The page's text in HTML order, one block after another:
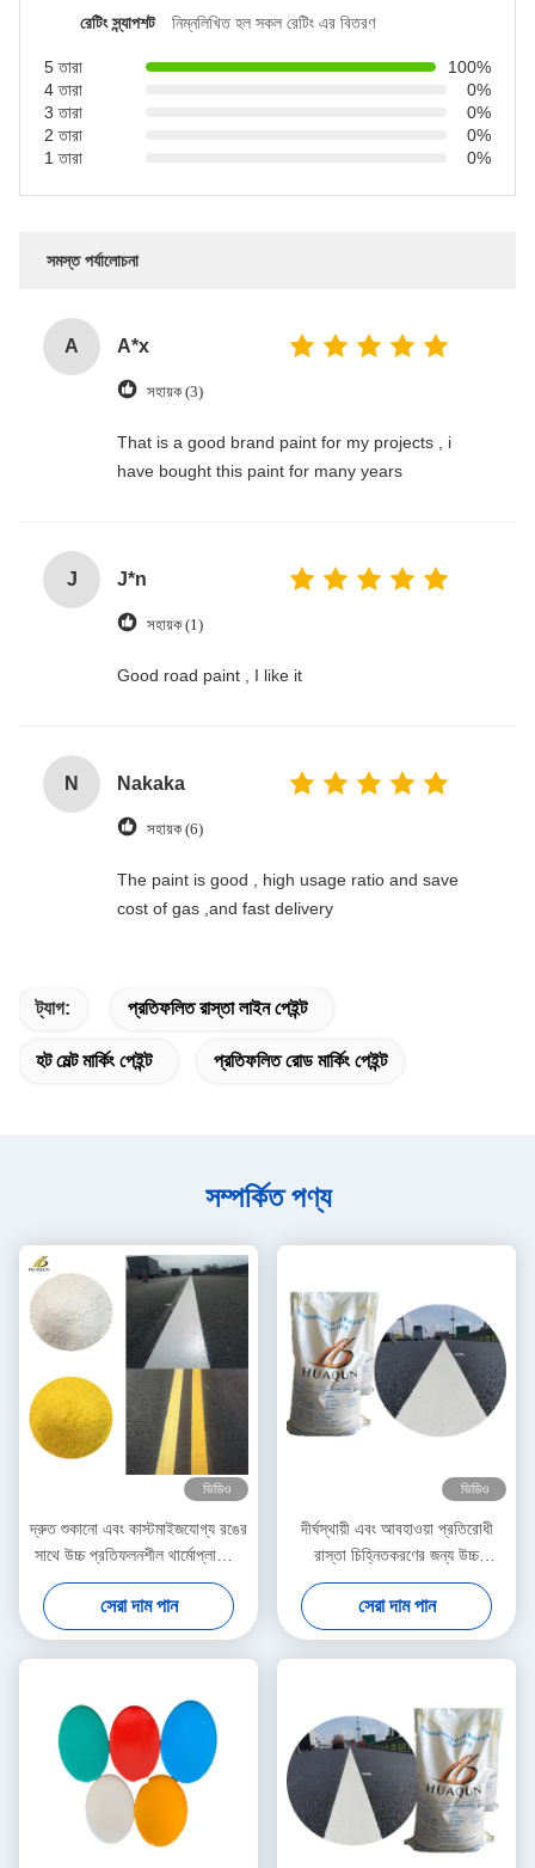
রেটিং স্ন্যাপশট নিম্নলিখিত হল সকল রেটিং এর বিতরণ
5 তারা
100%
4 তারা
0%
3 তারা
0%
2 তারা
0%
1 তারা
0%
সমস্ত পর্যালোচনা
A A*x
সহায়ক (3)
That is a good brand paint for my projects , i
have bought this paint for many years
J J*n
সহায়ক (1)
Good road paint , I like it
N Nakaka
সহায়ক (6)
The paint is good , high usage ratio and save
cost of gas ,and fast delivery
ট্যাগ: প্রতিফলিত রাস্তা লাইন পেইন্ট
হট মেল্ট মার্কিং পেইন্ট প্রতিফলিত রোড মার্কিং পেইন্ট
সম্পর্কিত পণ্য
ভিডিও
দ্রুত শুকানো এবং কাস্টমাইজযোগ্য রঙের
সাথে উচ্চ প্রতিফলনশীল থার্মোপ্লাস্টিক
রোড মার্কিং পেইন্ট
সেরা দাম পান
ভিডিও
দীর্ঘস্থায়ী এবং আবহাওয়া প্রতিরোধী
রাস্তা চিহ্নিতকরণের জন্য উচ্চ
প্রতিফলিত থার্মোপ্লাস্টিক পেইন্ট
সেরা দাম পান